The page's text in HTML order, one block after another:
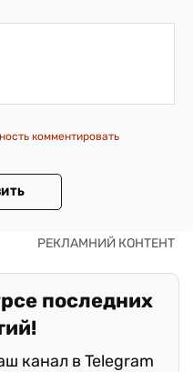
комментировать
последних
канал в Telegram